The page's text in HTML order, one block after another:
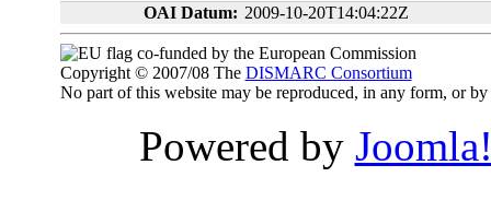
OAI Datum: 2009-10-20T14:04:22Z
co-funded by the European Commission
Copyright © 2007/08 The DISMARC Consortium
No part of this website may be reproduced, in any form, or
Powered by